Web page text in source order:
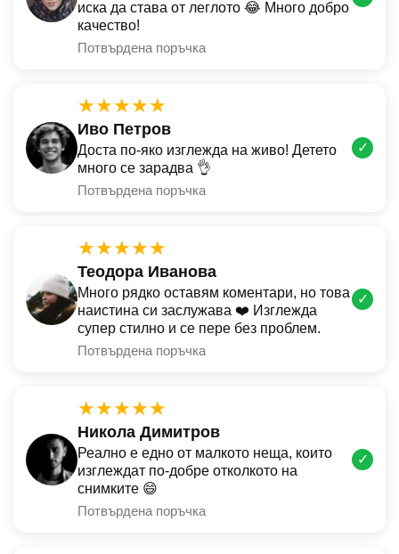
иска да става от леглото 😂 Много добро
качество!
Потвърдена поръчка
★★★★★
Иво Петров
Доста по-яко изглежда на живо! Детето
много се зарадва 👌
Потвърдена поръчка
✓
★★★★★
Теодора Иванова
Много рядко оставям коментари, но това
наистина си заслужава ❤️ Изглежда
супер стилно и се пере без проблем.
Потвърдена поръчка
✓
★★★★★
Никола Димитров
Реално е едно от малкото неща, които
изглеждат по-добре отколкото на
снимките 😄
Потвърдена поръчка
✓